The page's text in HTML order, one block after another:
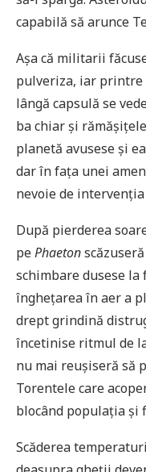
capabilă să arunce
Așa că militarii
pulveriza, iar printre
lângă capsulă se
ba chiar și
planetă avusese și
dar în fața unei
nevoie de
După pierderea
pePhaeton
schimbare dusese
înghețarea în aer a
drept grindină
încetinise ritmul de
nu mai reușiseră să
Torentele care
blocând populația și
Scăderea